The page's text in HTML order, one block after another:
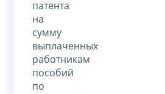
патента
на
сумму
выплаченных
работникам
пособий
по